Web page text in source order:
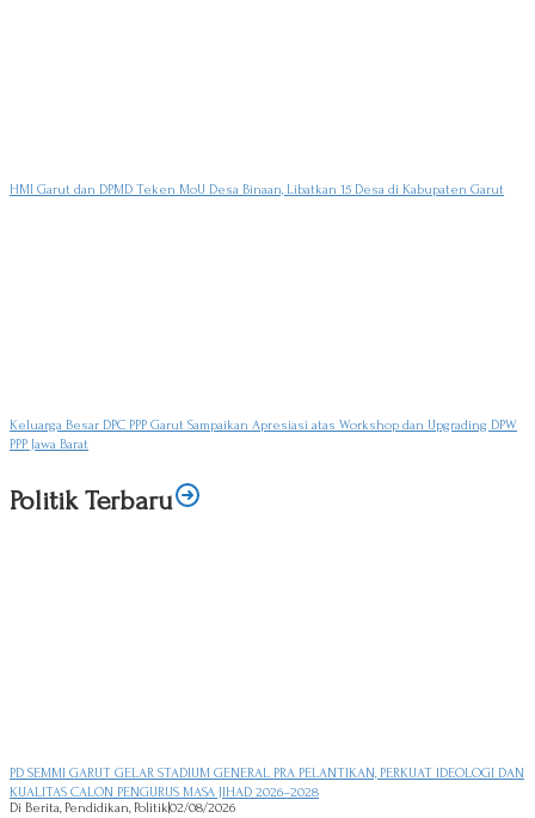
HMI Garut dan DPMD Teken MoU Desa Binaan, Libatkan 15 Desa di Kabupaten Garut
Keluarga Besar DPC PPP Garut Sampaikan Apresiasi atas Workshop dan Upgrading DPW
PPP Jawa Barat
Politik Terbaru
PD SEMMI GARUT GELAR STADIUM GENERAL PRA PELANTIKAN, PERKUAT IDEOLOGI DAN
KUALITAS CALON PENGURUS MASA JIHAD 2026–2028
Di Berita, Pendidikan, Politik02/08/2026